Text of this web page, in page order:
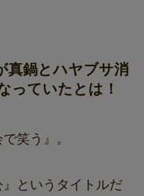
真鍋とハヤブサ消
っていたとは！
笑う』。
というタイトルだ